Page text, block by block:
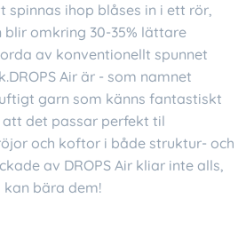
ihop blåses in i ett rör,
omkring 30-35% lättare
av konventionellt spunnet
Air är - som namnet
garn som känns fantastiskt
det passar perfekt til
och koftor i både struktur- och
av DROPS Air kliar inte alls,
bära dem!